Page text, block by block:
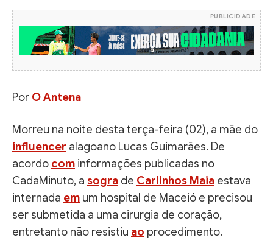
PUBLICIDADE
Por O Antena
Morreu na noite desta terça-feira (02), a mãe do
influencer alagoano Lucas Guimarães. De
acordo com informações publicadas no
CadaMinuto, a sogra de Carlinhos Maia estava
internada em um hospital de Maceió e precisou
ser submetida a uma cirurgia de coração,
entretanto não resistiu ao procedimento.